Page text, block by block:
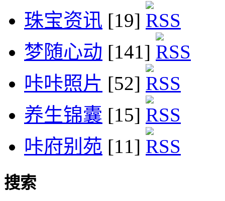
珠宝资讯 [19]
梦随心动 [141]
咔咔照片 [52]
养生锦囊 [15]
咔府别苑 [11]
搜索